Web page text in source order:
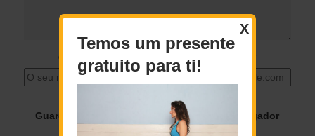
* O seu email
Guardar o meu nome, email e site neste navegador
para a próxima vez que eu comentar.
Temos um presente
gratuito para ti!
X